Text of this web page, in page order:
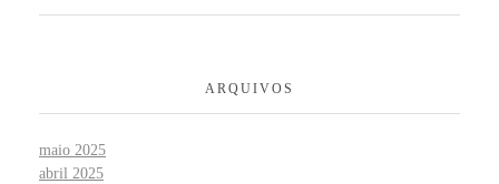
ARQUIVOS
maio 2025
abril 2025